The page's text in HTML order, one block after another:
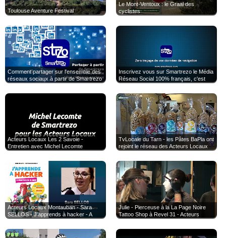
Toulouse Aventure Festival
Le Mont-Ventoux : le Graal des
cyclistes
Comment partager sur l'ensemble des
réseaux sociaux à partir de Smartrezo
Inscrivez vous sur Smartrezo le Média
Réseau Social 100% français, c'est
aucune balise de traçage !
Acteurs Locaux Les 2 Savoie -
Entretien avec Michel Lecomte
TvLocale du Tarn - les Pâtes BaPla ont
rejoint le réseau des Acteurs Locaux
Acteurs Locaux Montauban - Sara
SELLOS - J'apprends à hacker - A
Défense Zone
Julie - Pierceuse à la La Page Noire
Tattoo Shop à Revel 31 - Acteurs